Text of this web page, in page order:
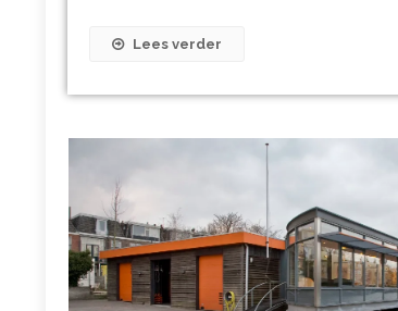
Lees verder